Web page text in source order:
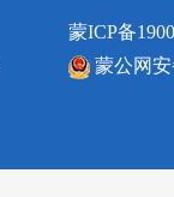
蒙ICP备
蒙公网安